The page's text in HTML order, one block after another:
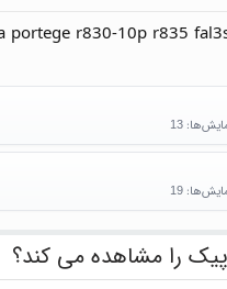
portege r830-10p r835
را مشاهده می کند؟